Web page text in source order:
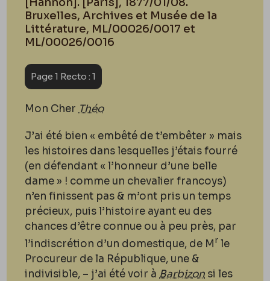
Bruxelles, Archives et Musée de la
Littérature, ML/00026/0017 et
ML/00026/0016
Page 1 Recto : 1
Mon Cher Théo
J’ai été bien « embêté de t’embêter » mais
les histoires dans lesquelles j’étais fourré
(en défendant « l’honneur d’une belle
dame » ! comme un chevalier francoys)
n’en finissent pas & m’ont pris un temps
précieux, puis l’histoire ayant eu des
chances d’être connue ou à peu près, par
l’indiscrétion d’un domestique, de Mr le
Procureur de la République, une &
indivisible, – j’ai été voir à Barbizon si les